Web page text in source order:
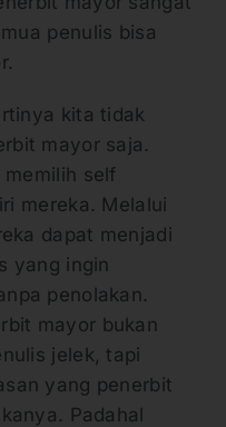
penulis bisa
kita tidak
mayor saja.
self
mereka. Melalui
dapat menjadi
yang ingin
penolakan.
mayor bukan
jelek, tapi
yang penerbit
Padahal